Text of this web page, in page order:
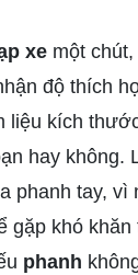
xe một
độ thích
liệu kích
hay không.
phanh tay, vì
gặp khó khăn
phanh